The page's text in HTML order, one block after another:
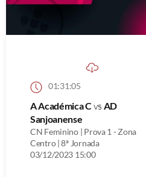
01:31:05
A Académica Cvs AD
Sanjoanense
CN Feminino | Prova 1 - Zona
Centro | 8ª Jornada
03/12/2023 15:00